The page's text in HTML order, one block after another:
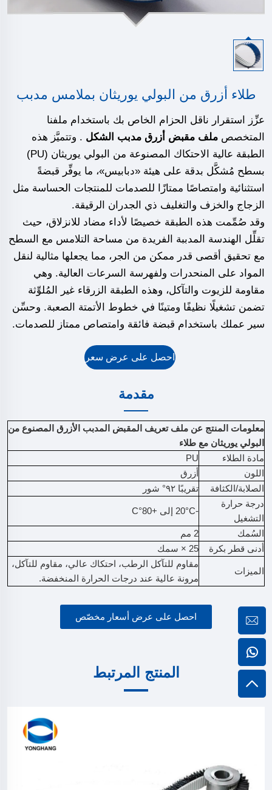
طلاء أزرق من البولي يوريثان بملامس مدبب
عزِّز استقرار ناقل الحزام الخاص بك باستخدام ملفنا
المتخصص ملف مقبض أزرق مدبب الشكل . وتتميَّز هذه
الطبقة عالية الاحتكاك المصنوعة من البولي يوريثان (PU)
بسطح مُشكَّل بدقة على هيئة «دبابيس»، ما يوفِّر قبضةً
استثنائية وامتصاصًا ممتازًا للصدمات للمنتجات الحساسة مثل
الزجاج والخزف والتغليف ذي الجدران الرقيقة.
وقد صُمِّمت هذه الطبقة خصيصًا لأداء مضاد للانزلاق، حيث
تقلِّل الهندسة المدببة الفريدة من مساحة التلامس مع السطح
مع تحقيق أقصى قدر ممكن من الجر، مما يجعلها مثالية لنقل
المواد على المنحدرات ولفهرسة السرعات العالية. وهي
مقاومة للزيوت والتآكل، وهذه الطبقة الزرقاء غير المُلوِّثة
تضمن تشغيلًا نظيفًا ومتينًا في خطوط الأتمتة الصعبة. وحسِّن
سير عملك باستخدام قبضة فائقة وامتصاص ممتاز للصدمات.
احصل على عرض سعر
مقدمة
معلومات المنتج عن ملف تعريف المقبض المدبب الأزرق المصنوع من
البولي يوريثان مع طلاء
مادة الطلاء
PU
اللون
أزرق
الصلابة/الكثافة
تقريبًا ٩٢° شور
درجة حرارة
التشغيل
-20°C إلى +80°C
السُمك
2 مم
أدنى قطر بكرة
25 × سمك
الميزات
مقاوم للتآكل الرطب، احتكاك عالي، مقاوم للتآكل،
مرونة عالية عند درجات الحرارة المنخفضة.
احصل على عرض أسعار مخصّص
المنتج المرتبط